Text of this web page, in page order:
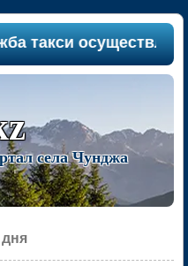
осуществляет
села Чунджа
дня